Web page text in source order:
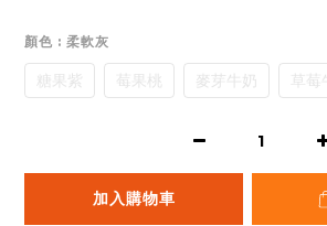
顏色 : 柔軟灰
糖果紫 莓果桃 麥芽牛奶 草莓
加入購物車